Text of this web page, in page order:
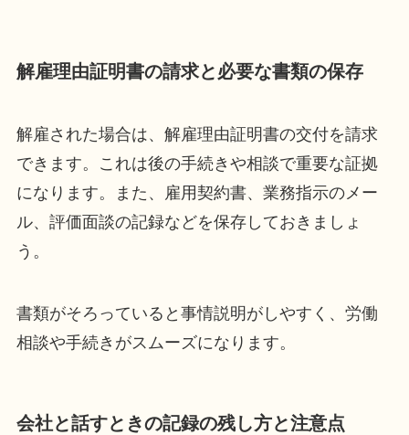
解雇理由証明書の請求と必要な書類の保存
解雇された場合は、解雇理由証明書の交付を請求
できます。これは後の手続きや相談で重要な証拠
になります。また、雇用契約書、業務指示のメー
ル、評価面談の記録などを保存しておきましょ
う。
書類がそろっていると事情説明がしやすく、労働
相談や手続きがスムーズになります。
会社と話すときの記録の残し方と注意点